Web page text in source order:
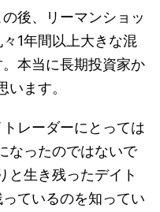
後、リーマンショッ
1年間以上大きな混
本当に長期投資家か
います。
レーダーにとっては
なったのではないで
と生き残ったデイト
ているのを知ってい